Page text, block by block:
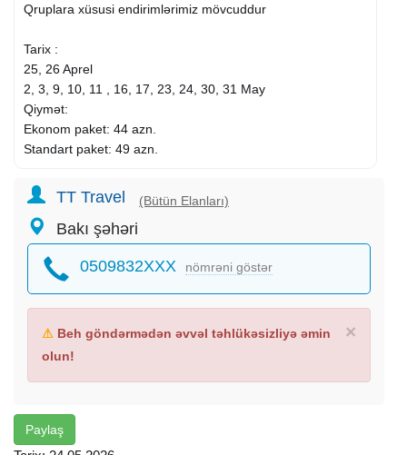
Qruplara xüsusi endirimlərimiz mövcuddur
Tarix :
25, 26 Aprel
2, 3, 9, 10, 11 , 16, 17, 23, 24, 30, 31 May
Qiymət:
Ekonom paket: 44 azn.
Standart paket: 49 azn.
Qiymətə daxildir:
Portal qeydiyyatı
Nəqliyyat xidməti
Ekskursiyalar
Tur rəhbəri
Səhər yeməyi (standart paketdə)
Axşam qayıdışda çay süfrəsi
Gəzintilər:
Xocalı şəhəri
Xankəndi şəhər gəzintisi
TT Travel (Bütün Elanları)
Bakı şəhəri
0509832XXX nömrəni göstər
×
⚠ Beh göndərmədən əvvəl təhlükəsizliyə əmin
olun!
Paylaş